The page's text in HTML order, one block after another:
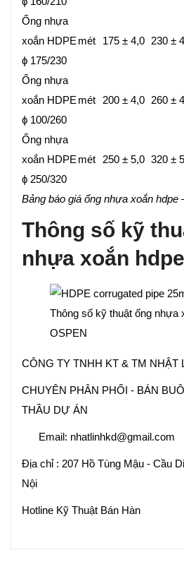
Ống nhựa
xoắn HDPE
ϕ 175/230
mét 175 ± 4,0 230 ±
Ống nhựa
xoắn HDPE
ϕ 100/260
mét 200 ± 4,0 260 ±
Ống nhựa
xoắn HDPE
ϕ 250/320
mét 250 ± 5,0 320 ±
Bảng báo giá ống nhựa xoắn hdpe
Thông số kỹ
nhựa xoắn
Thông số kỹ thuật ống nhựa
OSPEN
CÔNG TY TNHH KT & TM NHẬT
CHUYÊN PHÂN PHỐI - BÁN
THẦU DỰ ÁN
Email: nhatlinhkd@gmail.com
Địa chỉ : 207 Hồ Tùng Mậu - Cầu
Nội
Hotline Kỹ Thuật Bán Hàn